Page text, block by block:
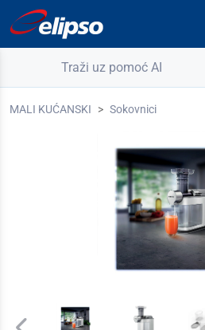
Traži uz pomoć AI
MALI KUĆANSKI Sokovnici